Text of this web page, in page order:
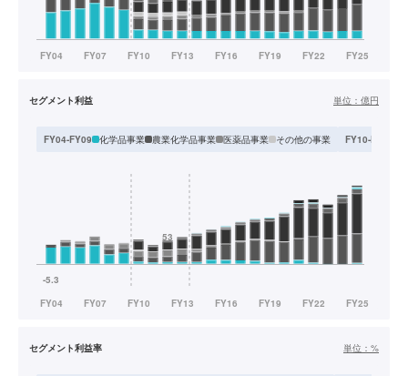
セグメント利益 単位： 億円
FY04-FY09 化学品事業 農業化学品事業 医薬品事業 その他の事業 FY10-FY13
セグメント利益率 単位： %